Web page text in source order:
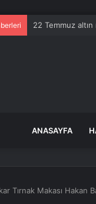
22 Temmuz
ANASAYFA
Tırnak Makası Hakan